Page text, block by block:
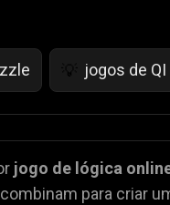
💡 jogos de QI
jogo de lógica
para criar